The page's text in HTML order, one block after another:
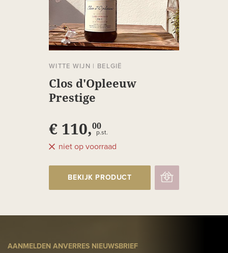
WITTE WIJN | BELGIË
Clos d'Opleeuw
Prestige
€ 110,00
p.st.
niet op voorraad
BEKIJK PRODUCT
AANMELDEN ANVERRES NIEUWSBRIEF